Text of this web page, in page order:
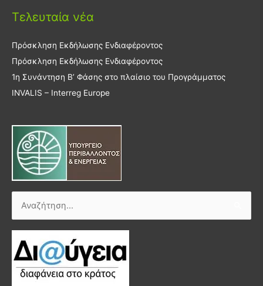
Τελευταία νέα
Πρόσκληση Εκδήλωσης Ενδιαφέροντος
Πρόσκληση Εκδήλωσης Ενδιαφέροντος
1η Συνάντηση Β’ Φάσης στο πλαίσιο του Προγράμματος
INVALIS – Interreg Europe
Αναζήτηση